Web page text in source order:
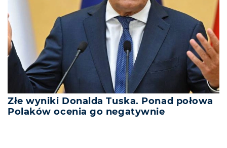
Złe wyniki Donalda Tuska. Ponad połowa
Polaków ocenia go negatywnie